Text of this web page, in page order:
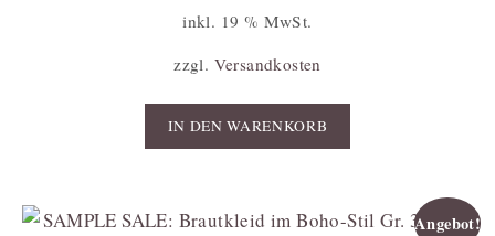
inkl. 19 % MwSt.
zzgl. Versandkosten
IN DEN WARENKORB
Angebot!